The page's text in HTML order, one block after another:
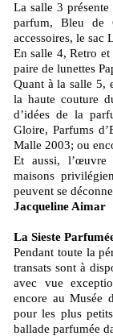
La salle 3
parfum, Bleu de
accessoires, le sac
En salle 4, Retro
paire de lunettes
Quant à la salle 5,
la haute couture
d’idées de la
Gloire, Parfums
Malle 2003; ou
Et aussi,
maisons
peuvent se
Jacqueline Aimar
La Sieste
Pendant toute la
transats sont à
avec vue
encore au Musée
pour les plus
ballade parfumée